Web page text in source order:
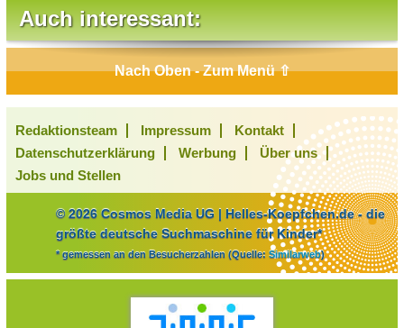
Auch interessant:
Nach Oben - Zum Menü ⇧
Redaktionsteam Impressum
Kontakt
Datenschutzerklärung
Werbung
Über uns
Jobs und Stellen
© 2026 Cosmos Media UG | Helles-Koepfchen.de - die
größte deutsche Suchmaschine für Kinder*
* gemessen an den Besucherzahlen (Quelle: Similarweb)